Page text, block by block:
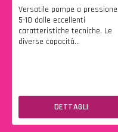
Versatile pompe a pressione
5-10 dalle eccellenti
caratteristiche tecniche. Le
diverse capacità...
DETTAGLI